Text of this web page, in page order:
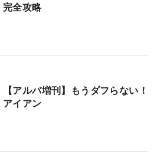
完全攻略
【アルバ増刊】もうダフらない！
アイアン